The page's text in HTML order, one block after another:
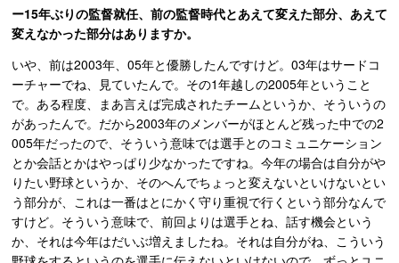
ー15年ぶりの監督就任、前の監督時代とあえて変えた部分、あえて
変えなかった部分はありますか。
いや、前は2003年、05年と優勝したんですけど。03年はサードコ
ーチャーでね、見ていたんで。その1年越しの2005年ということ
で。ある程度、まあ言えば完成されたチームというか、そういうの
があったんで。だから2003年のメンバーがほとんど残った中での2
005年だったので、そういう意味では選手とのコミュニケーション
とか会話とかはやっぱり少なかったですね。今年の場合は自分がや
りたい野球というか、そのへんでちょっと変えないといけないとい
う部分が、これは一番はとにかく守り重視で行くという部分なんで
すけど。そういう意味で、前回よりは選手とね、話す機会という
か、それは今年はだいぶ増えましたね。それは自分がね、こういう